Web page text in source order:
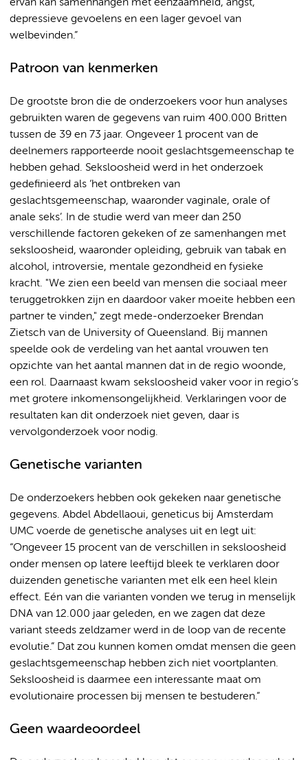
ervan kan samenhangen met eenzaamheid, angst,
depressieve gevoelens en een lager gevoel van
welbevinden.”
Patroon van kenmerken
De grootste bron die de onderzoekers voor hun analyses
gebruikten waren de gegevens van ruim 400.000 Britten
tussen de 39 en 73 jaar. Ongeveer 1 procent van de
deelnemers rapporteerde nooit geslachtsgemeenschap te
hebben gehad. Seksloosheid werd in het onderzoek
gedefinieerd als ‘het ontbreken van
geslachtsgemeenschap, waaronder vaginale, orale of
anale seks’. In de studie werd van meer dan 250
verschillende factoren gekeken of ze samenhangen met
seksloosheid, waaronder opleiding, gebruik van tabak en
alcohol, introversie, mentale gezondheid en fysieke
kracht. "We zien een beeld van mensen die sociaal meer
teruggetrokken zijn en daardoor vaker moeite hebben een
partner te vinden," zegt mede-onderzoeker Brendan
Zietsch van de University of Queensland. Bij mannen
speelde ook de verdeling van het aantal vrouwen ten
opzichte van het aantal mannen dat in de regio woonde,
een rol. Daarnaast kwam seksloosheid vaker voor in regio’s
met grotere inkomensongelijkheid. Verklaringen voor de
resultaten kan dit onderzoek niet geven, daar is
vervolgonderzoek voor nodig.
Genetische varianten
De onderzoekers hebben ook gekeken naar genetische
gegevens. Abdel Abdellaoui, geneticus bij Amsterdam
UMC voerde de genetische analyses uit en legt uit:
“Ongeveer 15 procent van de verschillen in seksloosheid
onder mensen op latere leeftijd bleek te verklaren door
duizenden genetische varianten met elk een heel klein
effect. Eén van die varianten vonden we terug in menselijk
DNA van 12.000 jaar geleden, en we zagen dat deze
variant steeds zeldzamer werd in de loop van de recente
evolutie.” Dat zou kunnen komen omdat mensen die geen
geslachtsgemeenschap hebben zich niet voortplanten.
Seksloosheid is daarmee een interessante maat om
evolutionaire processen bij mensen te bestuderen.”
Geen waardeoordeel